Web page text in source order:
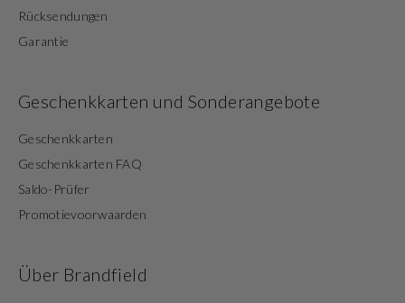
Rücksendungen
Garantie
Geschenkkarten und Sonderangebote
Geschenkkarten
Geschenkkarten FAQ
Saldo-Prüfer
Promotievoorwaarden
Über Brandfield